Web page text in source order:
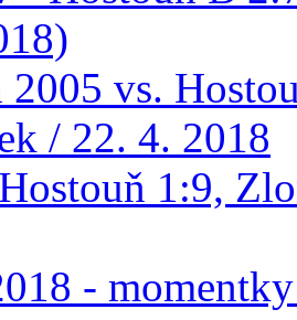
2005 vs.
/ 22. 4. 2018
1:9,
-